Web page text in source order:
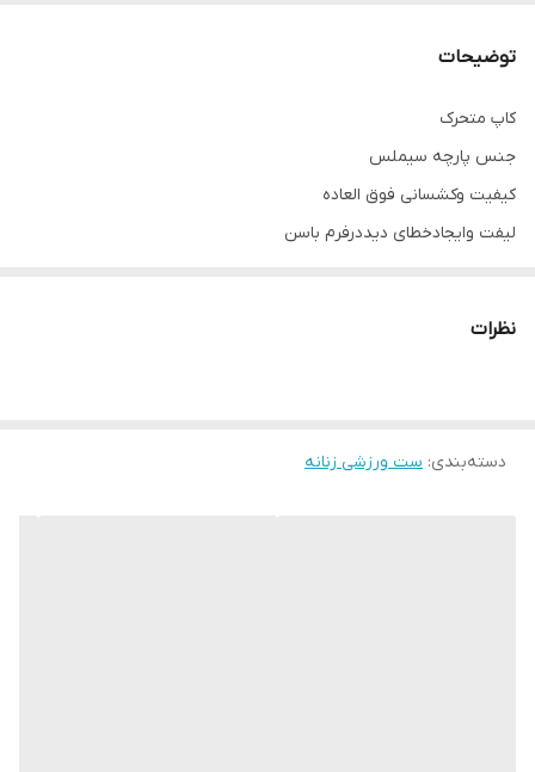
توضیحات
کاپ متحرک
جنس پارچه سیملس
کیفیت وکشسانی فوق العاده
لیفت وایجادخطای دیددرفرم باسن
نظرات
دسته‌بندی: ست ورزشی زنانه